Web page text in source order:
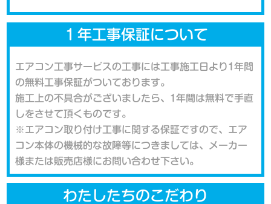
１年工事保証について
エアコン工事サービスの工事には工事施工日より1年間
の無料工事保証がついております。
施工上の不具合がございましたら、1年間は無料で手直
しをさせて頂くものです。
※エアコン取り付け工事に関する保証ですので、エア
コン本体の機械的な故障等につきましては、メーカー
様または販売店様にお問い合わせ下さい。
わたしたちのこだわり